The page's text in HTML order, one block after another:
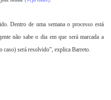
Dentro de uma semana o processo está
não sabe o dia em que será marcada a
caso) será resolvido”, explica Barreto.